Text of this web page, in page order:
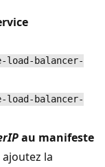
load-balancer-
load-balancer-
au manifeste
ajoutez la